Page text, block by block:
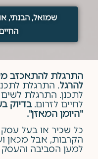
התרגלת להתאכזב
להרגל. התרגלת
לתכנן. התרגלת
לחיים לזרום.בדיוק
"היומן המאזן".
כל שכיר או בעל
הקרבות, אבל מכאן
למען הסביבה